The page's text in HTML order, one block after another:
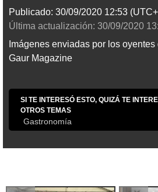
Publicado: 30/09/2020 12:53
Última actualización: 30/09/2020
Imágenes enviadas por los
Gaur Magazine
SI TE INTERESÓ ESTO, QUIZÁ TE
OTROS TEMAS
Gastronomía